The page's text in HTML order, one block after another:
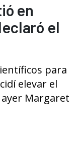
en
el
para
elevar el
Margaret